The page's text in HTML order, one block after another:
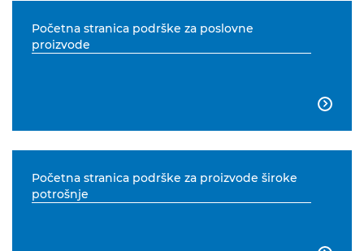
Početna stranica podrške za poslovne
proizvode

Početna stranica podrške za proizvode široke
potrošnje